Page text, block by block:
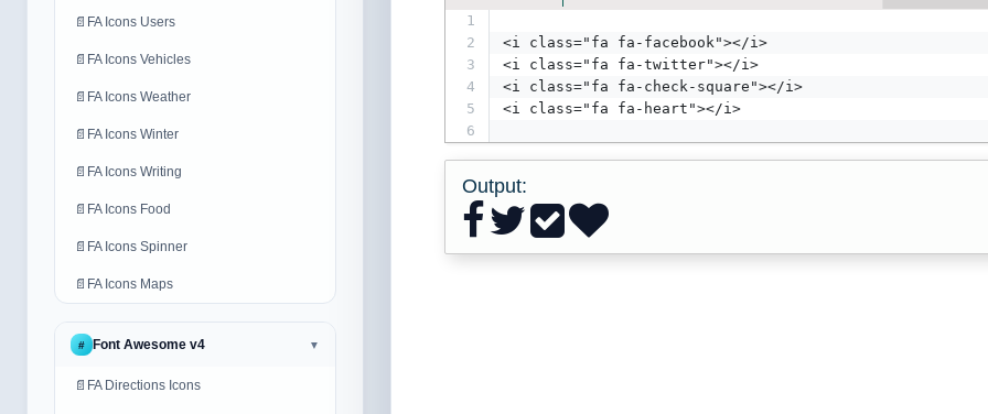
📄 FA Icons Users
📄 FA Icons Vehicles
📄 FA Icons Weather
📄 FA Icons Winter
📄 FA Icons Writing
📄 FA Icons Food
📄 FA Icons Spinner
📄 FA Icons Maps
# Font Awesome v4 ▼
📄 FA Directions Icons
1
2
<i class="fa fa-facebook"></i>
3
<i class="fa fa-twitter"></i>
4
<i class="fa fa-check-square"></i>
5
<i class="fa fa-heart"></i>
6
Output: